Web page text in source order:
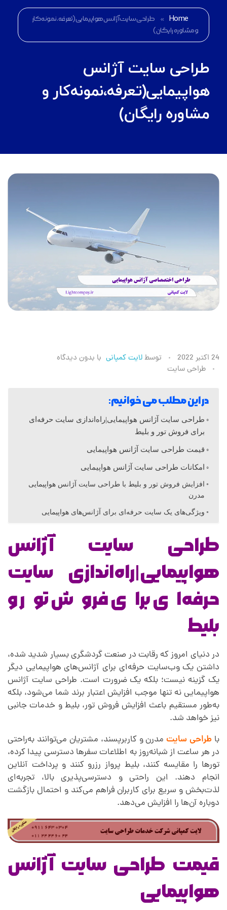
Home
»
طراحی سایت آژانس هواپیمایی(تعرفه،نمونه‌کار
و مشاوره رایگان)
طراحی سایت آژانس
هواپیمایی(تعرفه،نمونه‌کار و
مشاوره رایگان)
ط
ی
س
ی
ت
آ
ژ
ا
ن
س
ه
و
ا
پ
ی
24 اکتبر 2022 توسطلایت کمپانی با بدون دیدگاه
طراحی سایت
در این مطلب می خوانیم:
طراحی سایت آژانس هواپیمایی|راه‌اندازی سایت حرفه‌ای
برای فروش تور و بلیط
قیمت طراحی سایت آژانس هواپیمایی
امکانات طراحی سایت آژانس هواپیمایی
افزایش فروش تور و بلیط با طراحی سایت آژانس هواپیمایی
مدرن
ویژگی‌های یک سایت حرفه‌ای برای آژانس‌های هواپیمایی
طراحی سایت آژانس
هواپیمایی|راه‌اندازی سایت
حرفه‌ای برای فروش تور و
بلیط
در دنیای امروز که رقابت در صنعت گردشگری بسیار شدید شده،
داشتن یک وب‌سایت حرفه‌ای برای آژانس‌های هواپیمایی دیگر
یک گزینه نیست؛ بلکه یک ضرورت است. طراحی سایت آژانس
هواپیمایی نه تنها موجب افزایش اعتبار برند شما می‌شود، بلکه
به‌طور مستقیم باعث افزایش فروش تور، بلیط و خدمات جانبی
نیز خواهد شد.
با طراحی ‌سایتمدرن و کاربرپسند، مشتریان می‌توانند به‌راحتی
در هر ساعت از شبانه‌روز به اطلاعات سفرها دسترسی پیدا کرده،
تورها را مقایسه کنند، بلیط پرواز رزرو کنند و پرداخت آنلاین
انجام دهند. این راحتی و دسترسی‌پذیری بالا، تجربه‌ای
لذت‌بخش و سریع برای کاربران فراهم می‌کند و احتمال بازگشت
دوباره آن‌ها را افزایش می‌دهد.
قیمت طراحی سایت آژانس
هواپیمایی